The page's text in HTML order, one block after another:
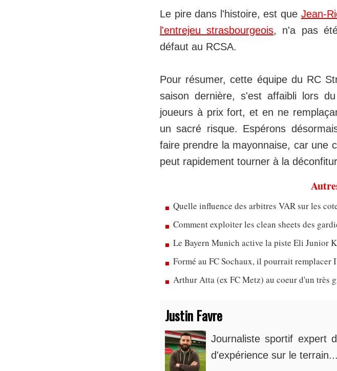
Le pire dans l'histoire, est que Jean-
l'entrejeu strasbourgeois, n'a pas
défaut au RCSA.
Pour résumer, cette équipe du RC
saison dernière, s'est affaibli lors
joueurs à prix fort, et en ne
un sacré risque. Espérons
faire prendre la mayonnaise, car une
peut rapidement tourner à la
Quelle influence des arbitres VAR sur les
Comment exploiter les clean sheets des
Le Bayern Munich active la piste Eli Junior
Formé au FC Sochaux, il pourrait remplacer
Arthur Atta (ex FC Metz) au coeur d'un très
Justin Favre
Journaliste sportif expert
d'expérience sur le